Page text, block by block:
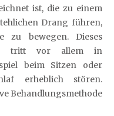
ist, die zu einem
Drang führen,
zu bewegen. Dieses
tritt vor allem in
beim Sitzen oder
erheblich stören.
Behandlungsmethode